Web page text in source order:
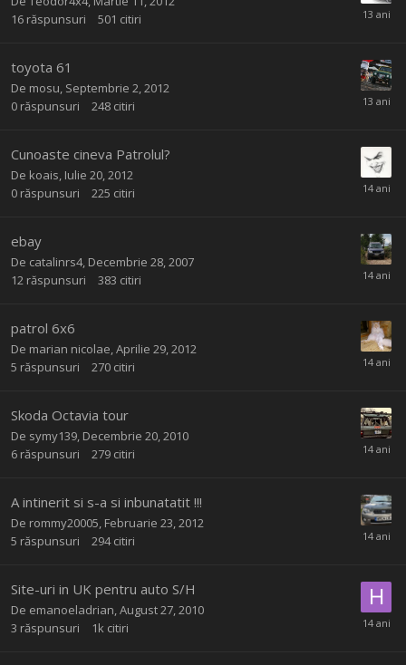
16 răspunsuri 501 citiri
toyota 61
De mosu Septembrie 2, 2012
0 răspunsuri 248 citiri
Cunoaste cineva Patrolul?
De koais Iulie 20, 2012
0 răspunsuri 225 citiri
ebay
De catalinrs4, Decembrie 28, 2007
12 răspunsuri 383 citiri
patrol 6x6
De marian nicolae Aprilie 29, 2012
5 răspunsuri 270 citiri
Skoda Octavia tour
De symy139 Decembrie 20, 2010
6 răspunsuri 279 citiri
A intinerit si s-a si inbunatatit !!!
De rommy20005 Februarie 23, 2012
5 răspunsuri 294 citiri
Site-uri in UK pentru auto S/H
De emanoeladrian August 27, 2010
3 răspunsuri 1k citiri